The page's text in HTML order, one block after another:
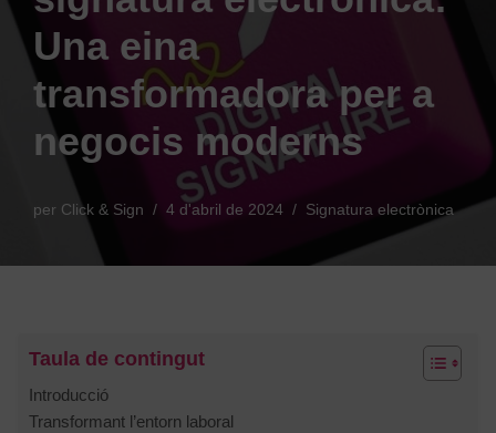
Una eina
transformadora per a
negocis moderns
per Click & Sign 4 d'abril de 2024 Signatura electrònica
Taula de contingut
Introducció
Transformant l’entorn laboral